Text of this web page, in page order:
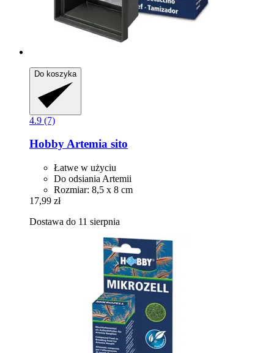
Do koszyka
4.9 (7)
HobbyArtemia sito
Łatwe w użyciu
Do odsiania Artemii
Rozmiar: 8,5 x 8 cm
17,99 zł
Dostawa do 11 sierpnia